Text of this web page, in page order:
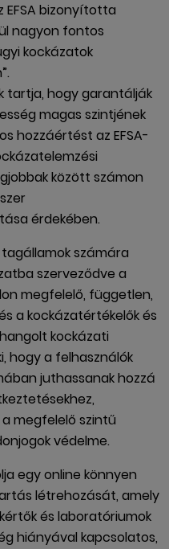
EFSA bizonyította
nagyon fontos
kockázatok
tartja, hogy garantálják
magas szintjének
hozzáértést az EFSA-
között számon
érdekében.
tagállamok számára
szerveződve a
megfelelő, független,
a kockázatértékelők és
kockázati
hogy a felhasználók
juthassanak hozzá
megfelelő szintű
védelme.
egy online könnyen
létrehozását, amely
és laboratóriumok
hiányával kapcsolatos,